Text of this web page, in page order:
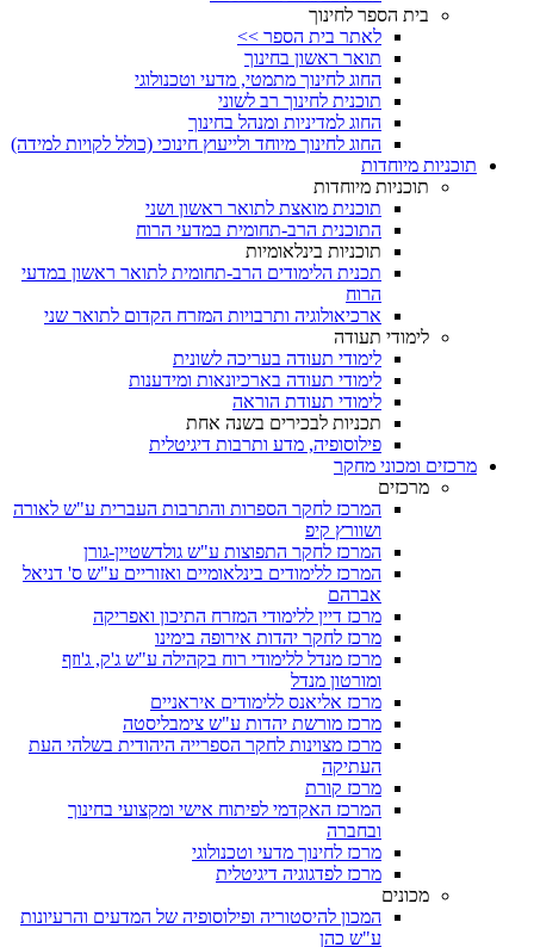
בית הספר לחינוך
לאתר בית הספר >>
תואר ראשון בחינוך
החוג לחינוך מתמטי, מדעי וטכנולוגי
תוכנית לחינוך רב לשוני
החוג למדיניות ומנהל בחינוך
החוג לחינוך מיוחד ולייעוץ חינוכי (כולל לקויות למידה)
תוכניות מיוחדות
תוכניות מיוחדות
תוכנית מואצת לתואר ראשון ושני
התוכנית הרב-תחומית במדעי הרוח
תוכניות בינלאומיות
תכנית הלימודים הרב-תחומית לתואר ראשון במדעי
הרוח
ארכיאולוגיה ותרבויות המזרח הקדום לתואר שני
לימודי תעודה
לימודי תעודה בעריכה לשונית
לימודי תעודה בארכיונאות ומידענות
לימודי תעודת הוראה
תכניות לבכירים בשנה אחת
פילוסופיה, מדע ותרבות דיגיטלית
מרכזים ומכוני מחקר
מרכזים
המרכז לחקר הספרות והתרבות העברית ע"ש לאורה
ושוורץ קיפ
המרכז לחקר התפוצות ע"ש גולדשטיין-גורן
המרכז ללימודים בינלאומיים ואזוריים ע"ש ס' דניאל
אברהם
מרכז דיין ללימודי המזרח התיכון ואפריקה
מרכז לחקר יהדות אירופה בימינו
מרכז מנדל ללימודי רוח בקהילה ע"ש ג'ק, ג'וזף
ומורטון מנדל
מרכז אליאנס ללימודים איראניים
מרכז מורשת יהדות ע"ש צימבליסטה
מרכז מצוינות לחקר הספרייה היהודית בשלהי העת
העתיקה
מרכז קורת
המרכז האקדמי לפיתוח אישי ומקצועי בחינוך
ובחברה
מרכז לחינוך מדעי וטכנולוגי
מרכז לפדגוגיה דיגיטלית
מכונים
המכון להיסטוריה ופילוסופיה של המדעים והרעיונות
ע"ש כהן